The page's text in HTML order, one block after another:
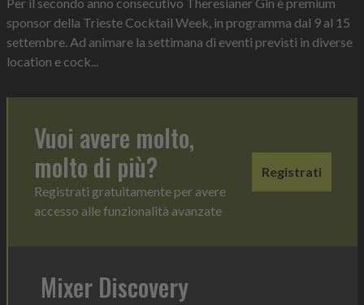
sponsor della Trieste Cocktail Week, in programma dal 9 al 15
settembre. Ad animare la settimana di eventi previsti in diverse
location e cock...
Vuoi avere molto,
molto di più?
Registrati gratuitamente per avere
accesso alle funzionalità avanzate
Registrati
Mixer Discovery